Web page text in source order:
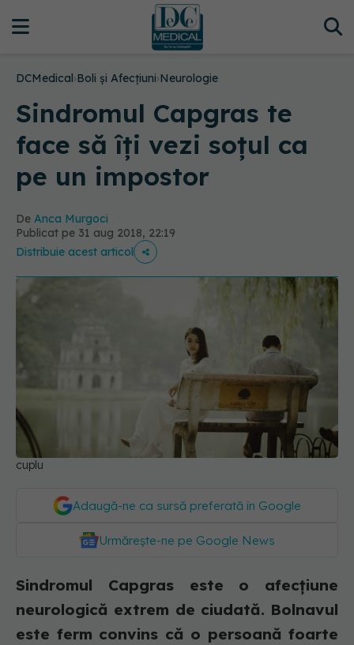
DCMedical›Boli și Afecțiuni›Neurologie
Sindromul Capgras te
face să îți vezi soțul ca
pe un impostor
De Anca Murgoci
Publicat pe 31 aug 2018, 22:19
Distribuie acest articol
cuplu
Adaugă-ne ca sursă preferată în Google
Urmărește-ne pe Google News
Sindromul Capgras este o afecțiune
neurologică extrem de ciudată. Bolnavul
este ferm convins că o persoană foarte